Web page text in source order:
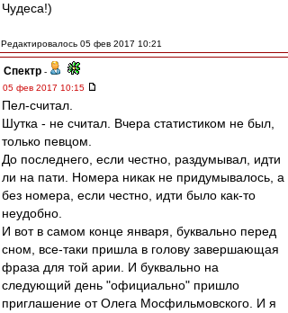
Чудеса!)
Редактировалось 05 фев 2017 10:21
Спектр -
05 фев 2017 10:15
Пел-считал.
Шутка - не считал. Вчера статистиком не был,
только певцом.
До последнего, если честно, раздумывал, идти
ли на пати. Номера никак не придумывалось, а
без номера, если честно, идти было как-то
неудобно.
И вот в самом конце января, буквально перед
сном, все-таки пришла в голову завершающая
фраза для той арии. И буквально на
следующий день "официально" пришло
приглашение от Олега Мосфильмовского. И я